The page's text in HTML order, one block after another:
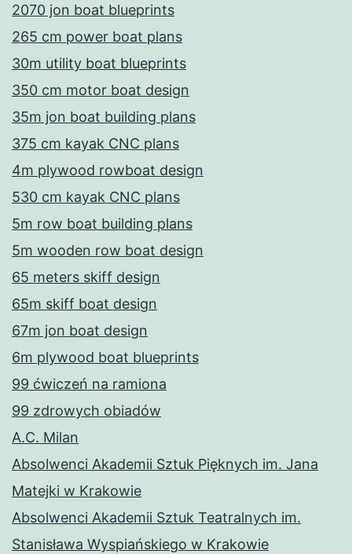
2070 jon boat blueprints
265 cm power boat plans
30m utility boat blueprints
350 cm motor boat design
35m jon boat building plans
375 cm kayak CNC plans
4m plywood rowboat design
530 cm kayak CNC plans
5m row boat building plans
5m wooden row boat design
65 meters skiff design
65m skiff boat design
67m jon boat design
6m plywood boat blueprints
99 ćwiczeń na ramiona
99 zdrowych obiadów
A.C. Milan
Absolwenci Akademii Sztuk Pięknych im. Jana
Matejki w Krakowie
Absolwenci Akademii Sztuk Teatralnych im.
Stanisława Wyspiańskiego w Krakowie